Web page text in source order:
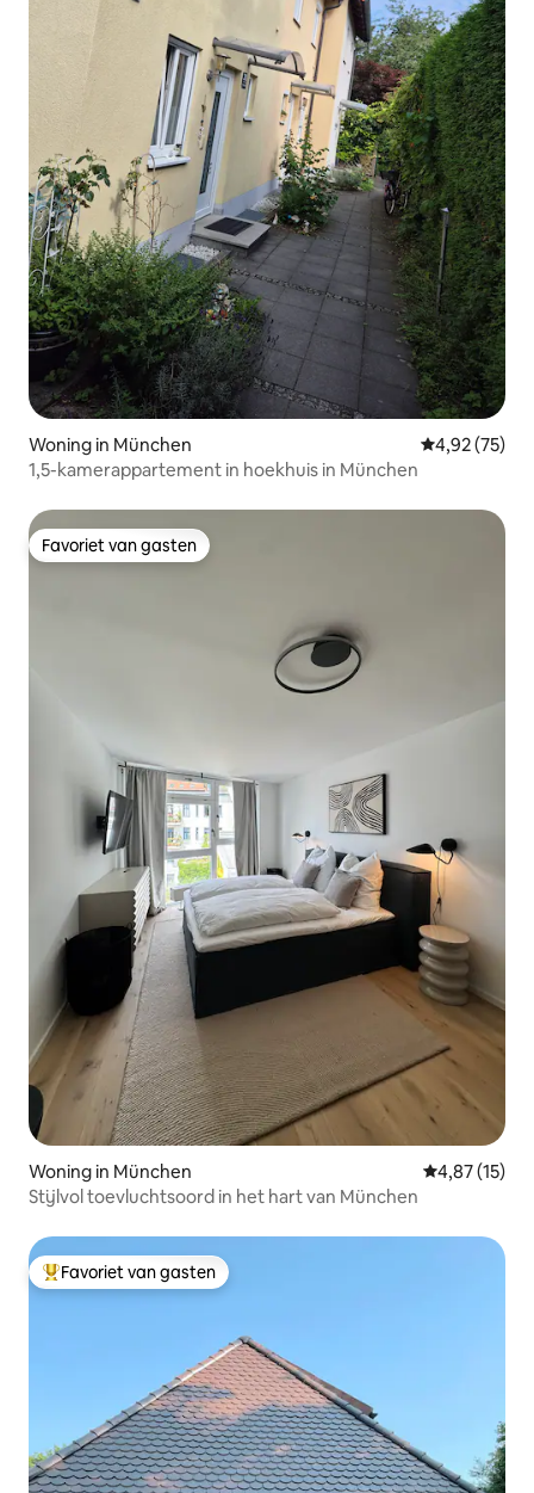
Woning in München Gemiddelde
4,92 (75)
1,5-kamerappartement in hoekhuis in München
Favoriet van gasten
Favoriet van gasten
Woning in München Gemiddelde
4,87 (15)
Stijlvol toevluchtsoord in het hart van München
Topfavoriet van gasten
Favoriet van gasten